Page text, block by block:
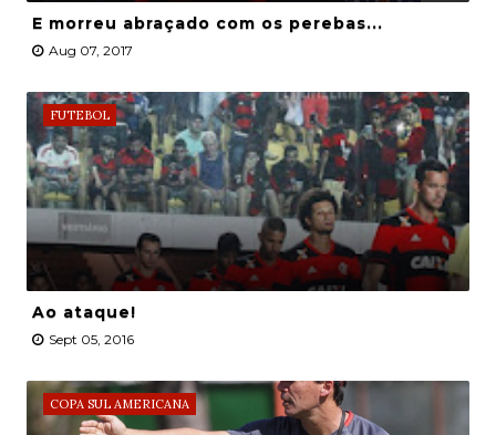
E morreu abraçado com os perebas...
Aug 07, 2017
FUTEBOL
Ao ataque!
Sept 05, 2016
COPA SUL AMERICANA